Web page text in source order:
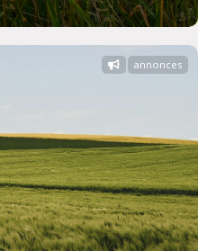
annonces